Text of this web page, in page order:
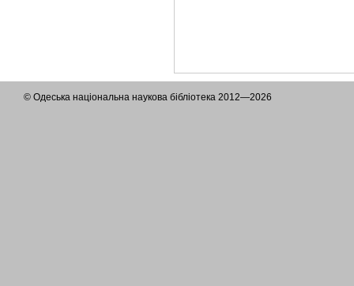
© Одеська національна наукова бібліотека 2012—2026